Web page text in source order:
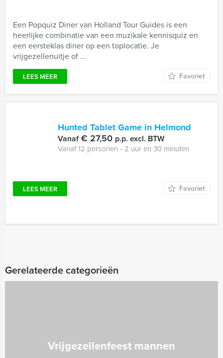
Een Popquiz Diner van Holland Tour Guides is een
heerlijke combinatie van een muzikale kennisquiz en
een eersteklas diner op een toplocatie. Je
vrijgezellenuitje of ...
LEES MEER Favoriet
Hunted Tablet Game in Helmond
Vanaf€ 27,50 p.p. excl. BTW
Vanaf 12 personen ‐ 2 uur en 30 minuten
LEES MEER Favoriet
Gerelateerde categorieën
Vrijgezellenfeest mannen